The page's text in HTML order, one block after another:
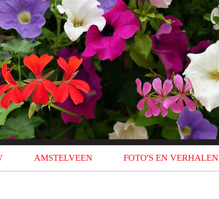
AMSTELVEEN FOTO'S EN VERHALEN